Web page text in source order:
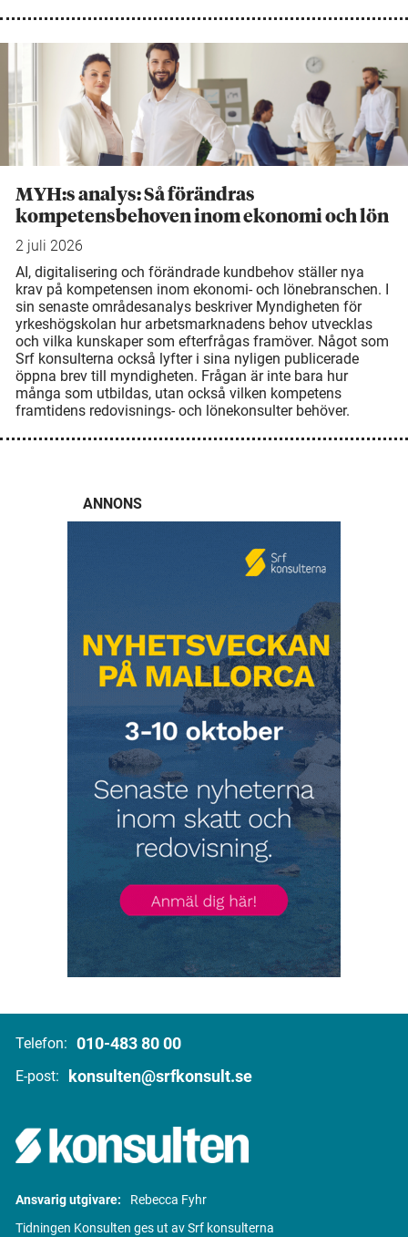
MYH:s analys: Så förändras
kompetensbehoven inom ekonomi och lön
2 juli 2026
AI, digitalisering och förändrade kundbehov ställer nya
krav på kompetensen inom ekonomi- och lönebranschen. I
sin senaste områdesanalys beskriver Myndigheten för
yrkeshögskolan hur arbetsmarknadens behov utvecklas
och vilka kunskaper som efterfrågas framöver. Något som
Srf konsulterna också lyfter i sina nyligen publicerade
öppna brev till myndigheten. Frågan är inte bara hur
många som utbildas, utan också vilken kompetens
framtidens redovisnings- och lönekonsulter behöver.
ANNONS
Telefon: 010-483 80 00
E-post: konsulten@srfkonsult.se
Ansvarig utgivare:
Rebecca Fyhr
Tidningen Konsulten ges ut av Srf konsulterna